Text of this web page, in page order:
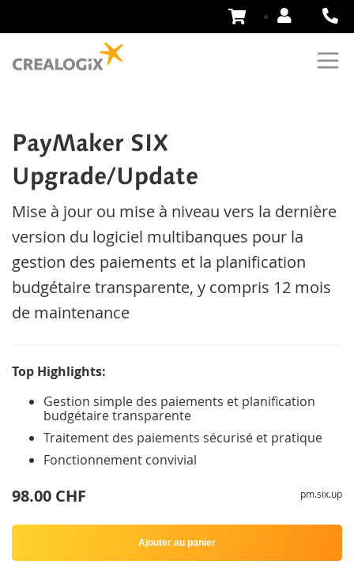
Aller
PayMaker SIX
Upgrade/Update
Mise à jour ou mise à niveau vers la dernière
version du logiciel multibanques pour la
gestion des paiements et la planification
budgétaire transparente, y compris 12 mois
de maintenance
Top Highlights:
Gestion simple des paiements et planification
budgétaire transparente
Traitement des paiements sécurisé et pratique
Fonctionnement convivial
98.00 CHF pm.six.up
Ajouter au panier